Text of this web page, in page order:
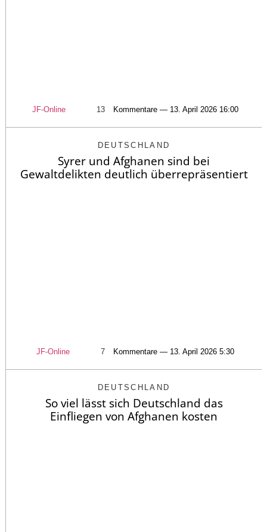
JF-Online 13 Kommentare — 13. April 2026 16:00
DEUTSCHLAND
Syrer und Afghanen sind bei
Gewaltdelikten deutlich überrepräsentiert
JF-Online 7 Kommentare — 13. April 2026 5:30
DEUTSCHLAND
So viel lässt sich Deutschland das
Einfliegen von Afghanen kosten